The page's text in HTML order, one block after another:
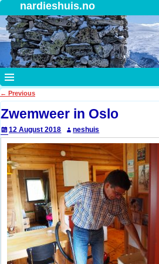
nardieshuis.no
Post navigation
← Previous
Zwemweer in Oslo
12 August 2018 neshuis